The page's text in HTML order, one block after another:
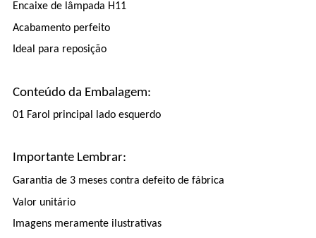
Encaixe de lâmpada H11
Acabamento perfeito
Ideal para reposição
Conteúdo da Embalagem:
01 Farol principal lado esquerdo
Importante Lembrar:
Garantia de 3 meses contra defeito de fábrica
Valor unitário
Imagens meramente ilustrativas